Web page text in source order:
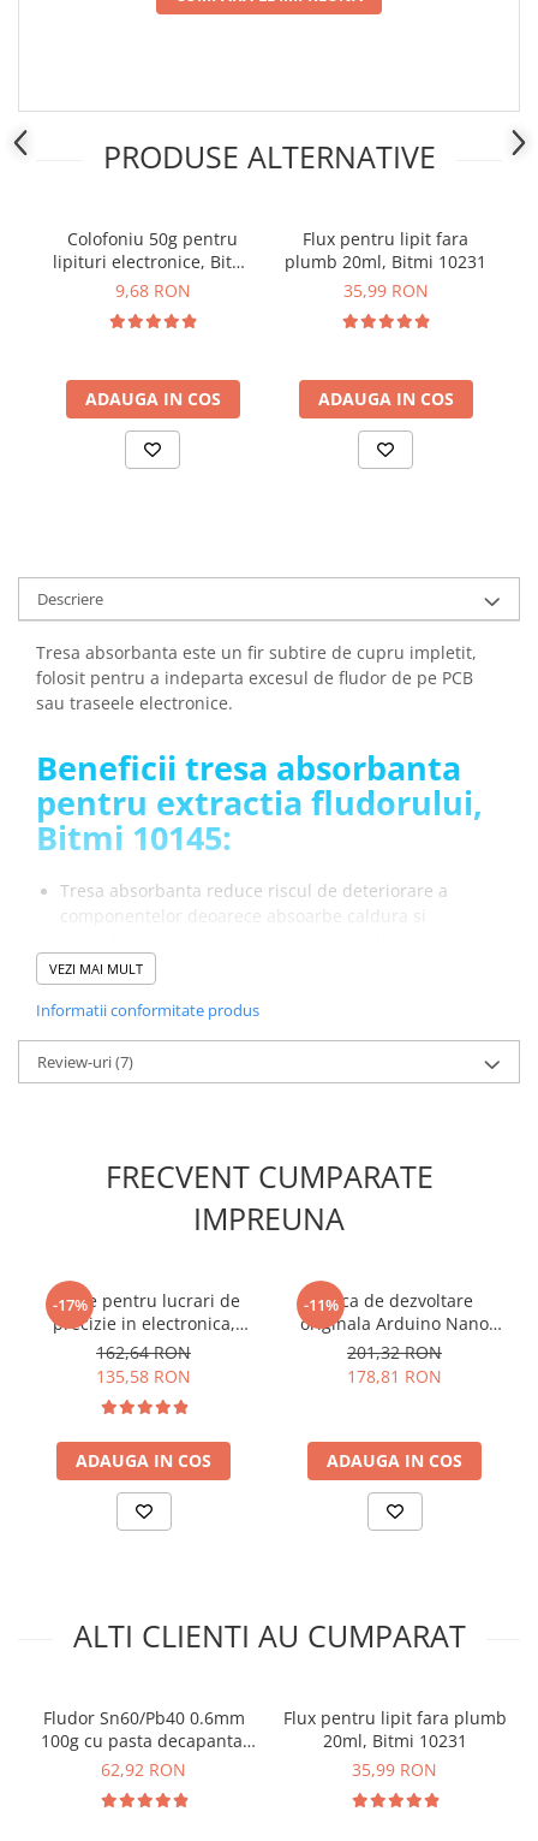
PRODUSE ALTERNATIVE
Colofoniu 50g pentru
lipituri electronice, Bitmi
10114
9,68 RON
ADAUGA IN COS
Flux pentru lipit fara
plumb 20ml, Bitmi 10231
35,99 RON
ADAUGA IN COS
Descriere
Tresa absorbanta este un fir subtire de cupru impletit,
folosit pentru a indeparta excesul de fludor de pe PCB
sau traseele electronice.
Beneficii tresa absorbanta
pentru extractia fludorului,
Bitmi 10145:
Tresa absorbanta reduce riscul de deteriorare a
componentelor deoarece absoarbe caldura si
Este o metoda sigura si eficienta de curatare deoarece
nu elibereaza substante toxice în aer
Este o optiune economica de dezlipire deoarece poate
fi utilizata de mai multe ori daca este curatata si
intretinuta corespunzator
pentru extractia fludorului,
Bitmi:
Latime:
Material:cupru
Greutate totala:0.012kg
Ce contine cutia?
1x Tresa absorbanta pentru extractia fludorului, 2mm,
1.5m, Bitmi
VEZI MAI MULT
Informatii conformitate produs
Review-uri(7)
FRECVENT CUMPARATE
IMPREUNA
-17%
Cleste pentru lucrari de
precizie in electronica,
Knipex 35 31 115
162,64 RON
135,58 RON
ADAUGA IN COS
-11%
Placa de dezvoltare
originala Arduino Nano
RP2040 Connect, cu pini
201,32 RON
178,81 RON
ADAUGA IN COS
ALTI CLIENTI AU CUMPARAT
Fludor Sn60/Pb40 0.6mm
100g cu pasta decapanta,
Bitmi 10112
62,92 RON
Flux pentru lipit fara plumb
20ml, Bitmi 10231
35,99 RON